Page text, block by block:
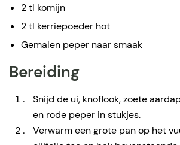
2 tl komijn
2 tl kerriepoeder hot
Gemalen peper naar smaak
Bereiding
Snijd de ui, knoflook, zoete
en rode peper in stukjes.
Verwarm een grote pan op het